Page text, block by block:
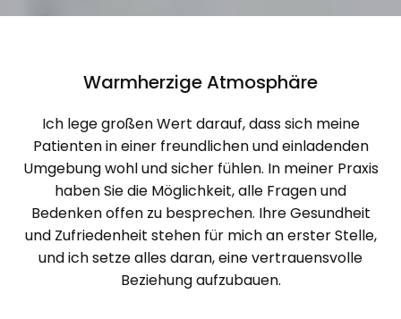
Warmherzige Atmosphäre
Ich lege großen Wert darauf, dass sich meine
Patienten in einer freundlichen und einladenden
Umgebung wohl und sicher fühlen. In meiner Praxis
haben Sie die Möglichkeit, alle Fragen und
Bedenken offen zu besprechen. Ihre Gesundheit
und Zufriedenheit stehen für mich an erster Stelle,
und ich setze alles daran, eine vertrauensvolle
Beziehung aufzubauen.